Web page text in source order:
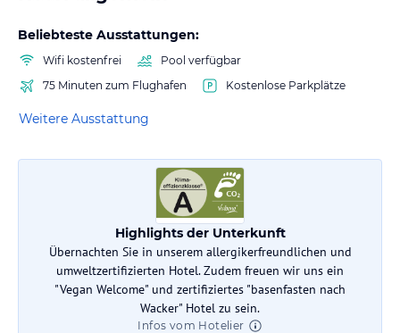
Beliebteste Ausstattungen:
Wifi kostenfrei
Pool verfügbar
75 Minuten zum Flughafen
Kostenlose Parkplätze
Weitere Ausstattung
Highlights der Unterkunft
Übernachten Sie in unserem allergikerfreundlichen und
umweltzertifizierten Hotel. Zudem freuen wir uns ein
"Vegan Welcome" und zertifiziertes "basenfasten nach
Wacker" Hotel zu sein.
Infos vom Hotelier